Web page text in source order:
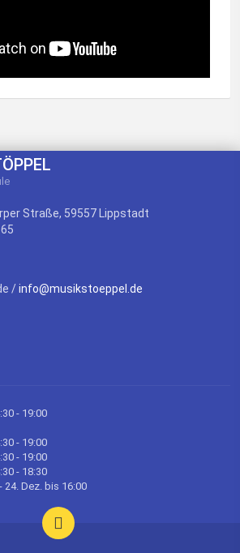
Straße, 59557 Lippstadt
/info@musikstoeppel.de
- 19:00
- 19:00
- 19:00
- 18:30
24. Dez. bis 16:00